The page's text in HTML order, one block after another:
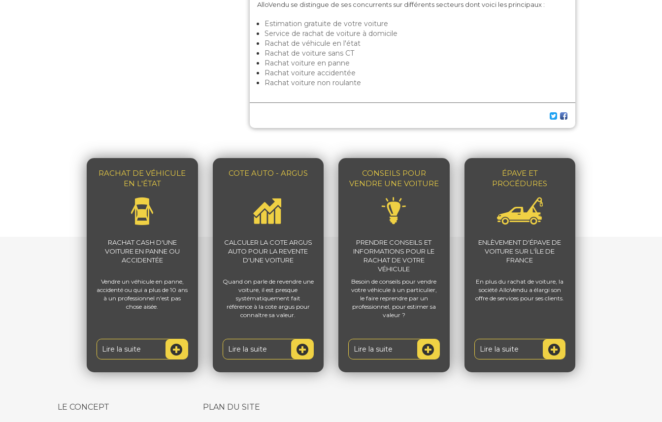
AlloVendu se distingue de ses concurrents sur différents secteurs dont voici les principaux :
Estimation gratuite de votre voiture
Service de rachat de voiture à domicile
Rachat de véhicule en l'état
Rachat de voiture sans CT
Rachat voiture en panne
Rachat voiture accidentée
Rachat voiture non roulante
RACHAT DE VÉHICULE
EN L'ÉTAT
RACHAT CASH D'UNE
VOITURE EN PANNE OU
ACCIDENTÉE
Vendre un véhicule en panne,
accidenté ou qui a plus de 10 ans
à un professionnel n'est pas
chose aisée.
Lire la suite
COTE AUTO - ARGUS
CALCULER LA COTE ARGUS
AUTO POUR LA REVENTE
D'UNE VOITURE
Quand on parle de revendre une
voiture, il est presque
systématiquement fait
référence à la cote argus pour
connaître sa valeur.
Lire la suite
CONSEILS POUR
VENDRE UNE VOITURE
PRENDRE CONSEILS ET
INFORMATIONS POUR LE
RACHAT DE VOTRE
VÉHICULE
Besoin de conseils pour vendre
votre véhicule à un particulier,
le faire reprendre par un
professionnel, pour estimer sa
valeur ?
Lire la suite
ÉPAVE ET
PROCÉDURES
ENLÈVEMENT D'ÉPAVE DE
VOITURE SUR L'ÎLE DE
FRANCE
En plus du rachat de voiture, la
société AlloVendu a élargi son
offre de services pour ses clients.
Lire la suite
LE CONCEPT PLAN DU SITE